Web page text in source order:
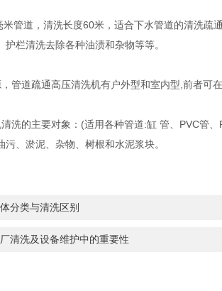
道，清洗长度60米，适合下水管道的清洗疏
栏清洗去除各种油渍和杂物等等。
道疏通高压清洗机有户外型和室内型,前者可在
的主要对象：(适用各种管道:缸 管、PVC管、
、淤泥、杂物、树根和水泥浆块。
分类与清洗区别
清洗及设备维护中的重要性